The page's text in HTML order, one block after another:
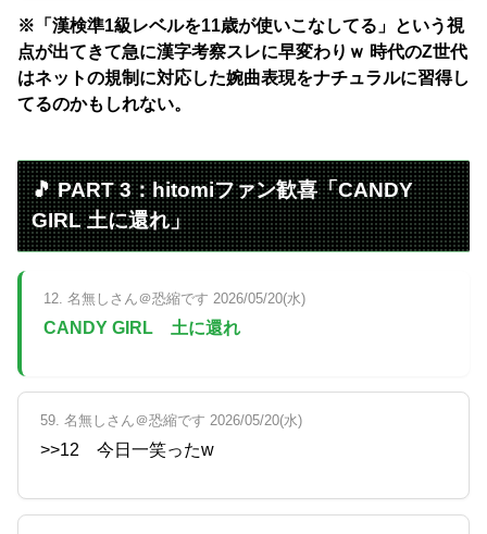
※「漢検準1級レベルを11歳が使いこなしてる」という視
点が出てきて急に漢字考察スレに早変わりｗ 時代のZ世代
はネットの規制に対応した婉曲表現をナチュラルに習得し
てるのかもしれない。
🎵 PART 3：hitomiファン歓喜「CANDY
GIRL 土に還れ」
12. 名無しさん＠恐縮です 2026/05/20(水)
CANDY GIRL 土に還れ
59. 名無しさん＠恐縮です 2026/05/20(水)
>>12 今日一笑ったw